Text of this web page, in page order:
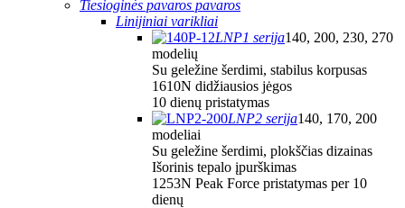
Tiesioginės pavaros pavaros
Linijiniai varikliai
LNP1 serija140, 200, 230, 270
modelių
Su geležine šerdimi, stabilus korpusas
1610N didžiausios jėgos
10 dienų pristatymas
LNP2 serija140, 170, 200
modeliai
Su geležine šerdimi, plokščias dizainas
Išorinis tepalo įpurškimas
1253N Peak Force pristatymas per 10
dienų